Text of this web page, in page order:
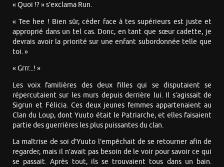
« Quoi !? » s’exclama Run.
« Tee hee ! Bien sûr, céder face à tes supérieurs est juste et
approprié dans un tel cas. Donc, en tant que sœur cadette, je
devrais avoir la priorité sur une enfant subordonnée telle que
toi. »
« Grrr...! »
Les voix familières des deux filles qui se disputaient se
répercutaient sur les murs depuis derrière lui. Il s’agissait de
Sigrun et Félicia. Ces deux jeunes femmes appartenaient au
Clan du Loup, dont Yuuto était le Patriarche, et elles faisaient
partie des guerrières les plus puissantes du clan.
La maîtrise de soi d’Yuuto l’empêchait de se retourner afin de
regarder, mais il n’avait pas besoin de le voir pour savoir ce qui
se passait. Après tout, ils se trouvaient tous dans un bain.